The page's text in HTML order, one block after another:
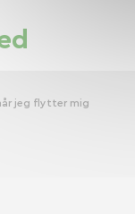
jeg flytter mig